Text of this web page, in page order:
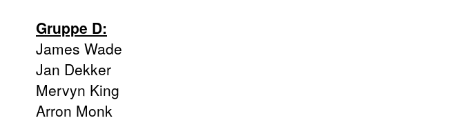
Gruppe D:
James Wade
Jan Dekker
Mervyn King
Arron Monk